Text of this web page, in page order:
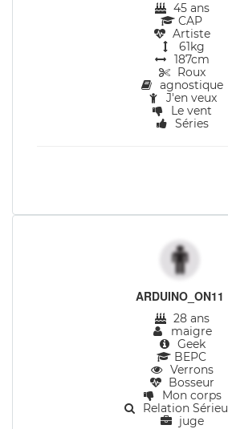
45 ans
CAP
Artiste
61kg
187cm
Roux
agnostique
J'en veux
Le vent
Séries
ARDUINO_ON11
28 ans
maigre
Geek
BEPC
Verrons
Bosseur
Mon corps
Relation
juge